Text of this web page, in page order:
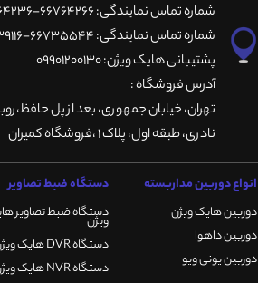
شماره تماس نمایندگی: 66764266-66764236-66764257
شماره تماس نمایندگی: 66735544-66739116-66739127
پشتیبانی هایک ویژن: 09901200130
آدرس فروشگاه :
تهران، خيابان جمهوری، بعد از پل
نادری، طبقه اول، پلاک 1 ،فروشگاه کمیران
انواع دوربین مداربسته
دوربین هایک ویژن
دوربین داهوا
دوربین یونی ویو
دستگاه ضبط تصاویر
دستگاه ضبط تصاویر
ویژن
دستگاه DVR هایک ویژن
دستگاه NVR هایک ویژن